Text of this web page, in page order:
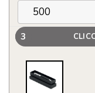
3